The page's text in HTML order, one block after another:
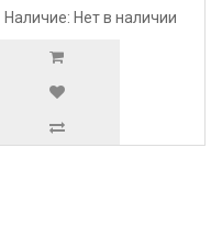
Наличие: Нет в наличии